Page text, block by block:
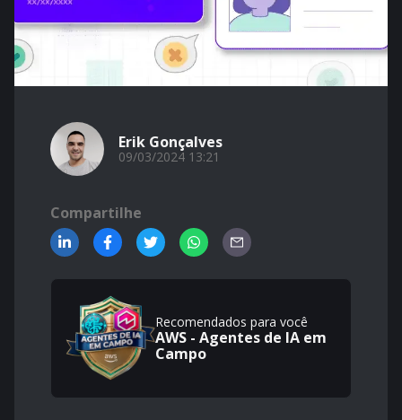
Erik Gonçalves
09/03/2024 13:21
Compartilhe
Recomendados para você
AWS - Agentes de IA em
Campo